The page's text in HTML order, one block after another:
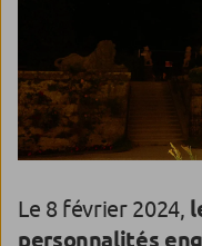
Le 8 février 2024,
personnalités